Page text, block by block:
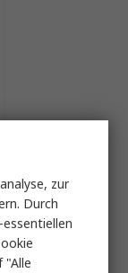
zur
Durch
"Alle